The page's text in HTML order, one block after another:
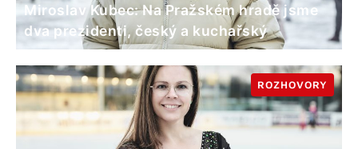
Miroslav Kubec: Na Pražském hradě jsme
dva prezidenti, český a kuchařský
ROZHOVORY